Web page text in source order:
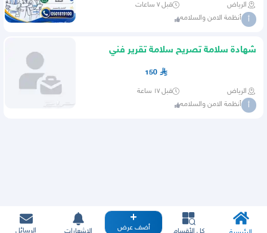
الرياض قبل ٧ ساعات
أ أنظمة الامن والسلامه
شهادة سلامة تصريح سلامة تقرير فني
150
الرياض قبل ١٧ ساعة
أ أنظمة الامن والسلامه
كل الأقسام أضف عرض الإشعارات الرسائل